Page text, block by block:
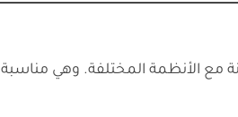
مع الأنظمة المختلفة. وهي مناسبة